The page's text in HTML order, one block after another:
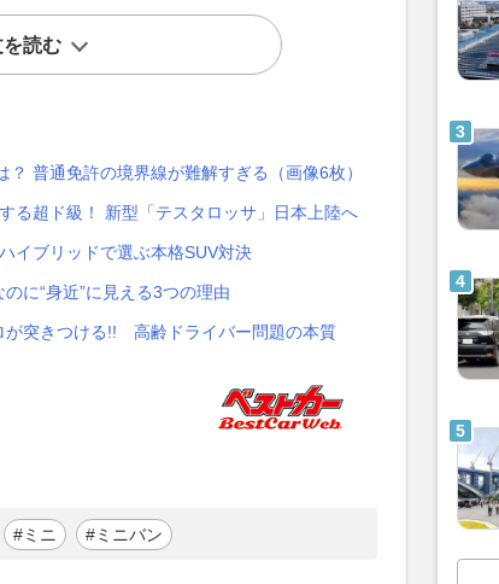
読む
普通免許の境界線が難解すぎる（画像6枚）
る超ド級！ 新型「テスタロッサ」日本上陸へ
イブリッドで選ぶ本格SUV対決
に“身近”に見える3つの理由
突きつける!! 高齢ドライバー問題の本質
#ミニ #ミニバン